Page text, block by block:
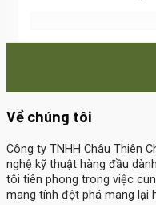
Về chúng tôi
Công ty TNHH Châu Thiên
nghệ kỹ thuật hàng đầu
tôi tiên phong trong việc
mang tính đột phá mang lại